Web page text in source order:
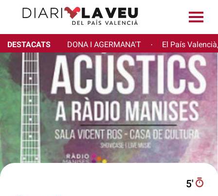
DESTACATS DONA I AGERMANA'T · El País
5′